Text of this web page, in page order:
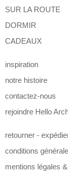
SUR LA ROUTE
DORMIR
CADEAUX
inspiration
notre histoire
contactez-nous
rejoindre Hello
retourner -
conditions
mentions légales